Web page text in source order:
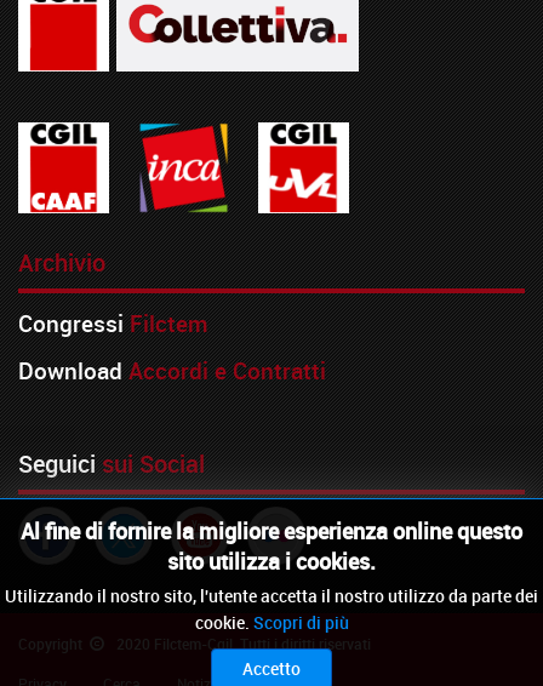
Al fine di fornire la migliore esperienza online questo
sito utilizza i cookies.
Utilizzando il nostro sito, l'utente accetta il nostro utilizzo da parte dei
cookie. Scopri di più
Accetto
Archivio
Congressi Filctem
Download Accordi e Contratti
Seguicisui Social
Copyright 2020 Filctem-Cgil. Tutti i diritti riservati